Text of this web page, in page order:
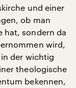
und einer
ob man
hat, sondern da
wird,
der wichtig
theologische
bekennen,